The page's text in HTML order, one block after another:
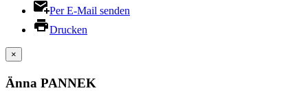
Per E-Mail senden
Drucken
×
Änna PANNEK